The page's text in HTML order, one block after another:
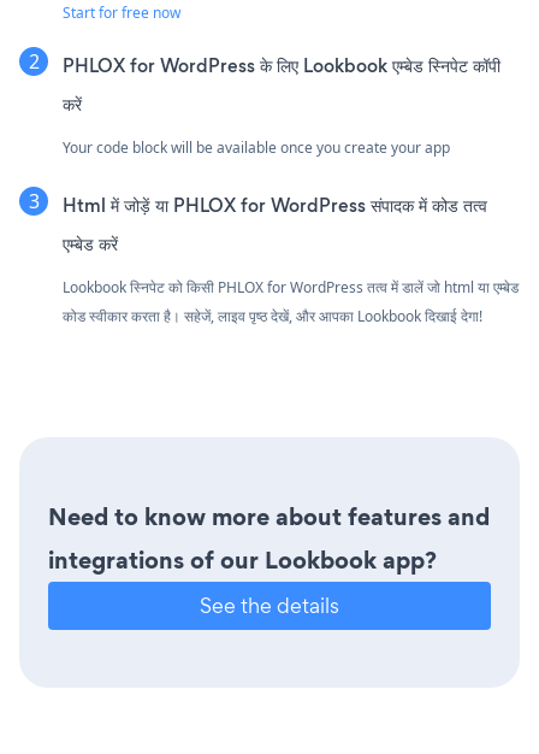
Start for free now
PHLOX for WordPress के लिए Lookbook एम्बेड स्निपेट कॉपी
करें
Your code block will be available once you create your app
Html में जोड़ें या PHLOX for WordPress संपादक में कोड तत्व
एम्बेड करें
Lookbook स्निपेट को किसी PHLOX for WordPress तत्व में डालें जो html या एम्बेड
कोड स्वीकार करता है। सहेजें, लाइव पृष्ठ देखें, और आपका Lookbook दिखाई देगा!
Need to know more about features and
integrations of our Lookbook app?
See the details